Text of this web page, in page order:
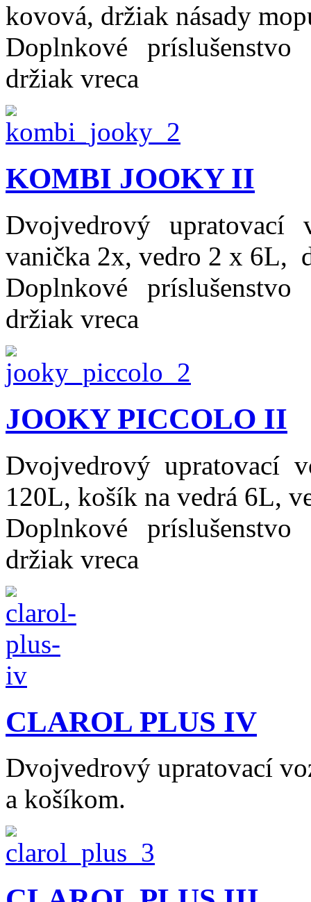
kovová, držiak násady
Doplnkové
držiak vreca
KOMBI JOOKY II
Dvojvedrový upratovací
vanička 2x, vedro 2 x 6L,
Doplnkové
držiak vreca
JOOKY PICCOLO II
Dvojvedrový upratovací
120L, košík na vedrá 6L,
Doplnkové
držiak vreca
CLAROL PLUS IV
Dvojvedrový upratovací
a košíkom.